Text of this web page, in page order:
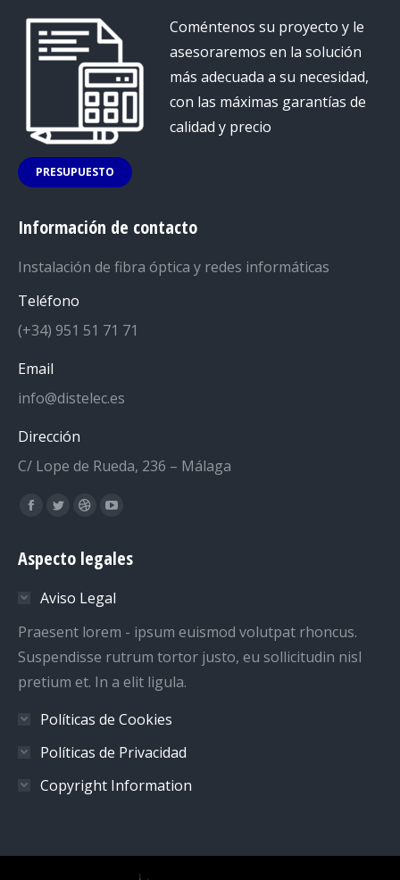
Coméntenos su proyecto y le
asesoraremos en la solución
más adecuada a su necesidad,
con las máximas garantías de
calidad y precio
PRESUPUESTO
Información de contacto
Instalación de fibra óptica y redes informáticas
Teléfono
(+34) 951 51 71 71
Email
info@distelec.es
Dirección
C/ Lope de Rueda, 236 – Málaga
Encuéntranos en:
Facebook
opens
new
window
Twitter
opens
new
window
Dribbble
opens
new
window
YouTube
opens
new
window
Aspecto legales
Aviso Legal
Praesent lorem - ipsum euismod volutpat rhoncus.
Suspendisse rutrum tortor justo, eu sollicitudin nisl
pretium et. In a elit ligula.
Políticas de Cookies
Políticas de Privacidad
Copyright Information